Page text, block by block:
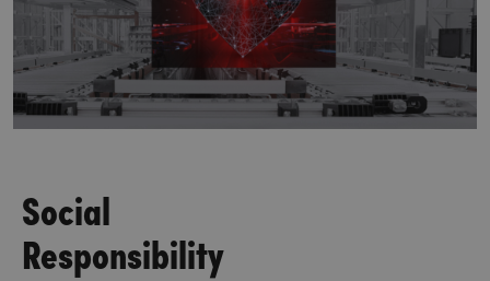
Social
Responsibility